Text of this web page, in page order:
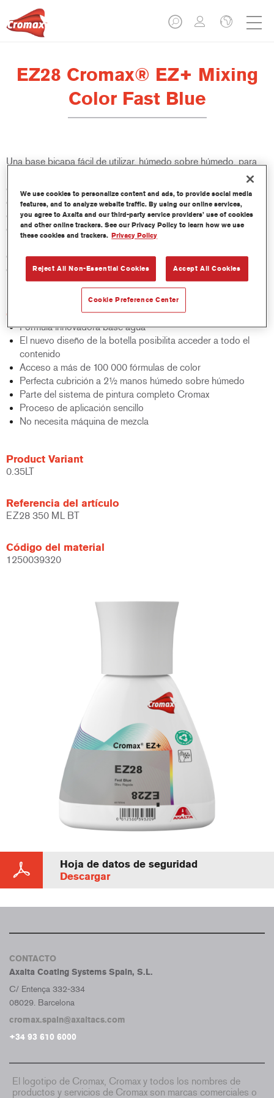
EZ28 Cromax® EZ+ Mixing
Color Fast Blue
Una base bicapa fácil de utilizar, húmedo sobre húmedo, para
un excelente rendimiento de color, versatilidad y valor. Buena
cubrición, fácil difuminado y excelente control del efecto hacen
que todas las reparaciones sean más fáciles y rápidas. También
ofrece acceso a una base de datos constantemente actualizada
de más de 100 000 fórmulas de colores sólidos, metalizados y
perlados. Y sus innovadoras botellas comprimibles aseguran
dosis más precisas y minimizan el desperdicio. Cromax EZ+ es
el nuevo estándar para el rendimiento y la eficacia de una base
bicapa al agua.
Características del producto
Fórmula innovadora base agua
El nuevo diseño de la botella posibilita acceder a todo el
contenido
Acceso a más de 100 000 fórmulas de color
Perfecta cubrición a 2½ manos húmedo sobre húmedo
Parte del sistema de pintura completo Cromax
Proceso de aplicación sencillo
No necesita máquina de mezcla
Product Variant
0.35LT
Referencia del artículo
EZ28 350 ML BT
Código del material
1250039320
Hoja de datos de seguridad
Descargar
CONTACTO
Axalta Coating Systems Spain, S.L.
C/ Entença 332-334
08029. Barcelona
cromax.spain@axaltacs.com
+34 93 610 6000
El logotipo de Cromax, Cromax y todos los nombres de
productos y servicios de Cromax son marcas comerciales o
We use cookies to personalize content and ads, to provide social media
features, and to analyze website traffic. By using our online services,
you agree to Axalta and our third-party service providers’ use of cookies
and other online trackers. See our Privacy Policy to learn how we use
these cookies and trackers. Privacy Policy
Reject All Non-Essential Cookies Accept All Cookies
Cookie Preference Center